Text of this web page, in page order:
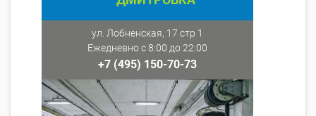
ул. Лобненская, 17 стр 1
Ежедневно с 8:00 до 22:00
+7 (495) 150-70-73